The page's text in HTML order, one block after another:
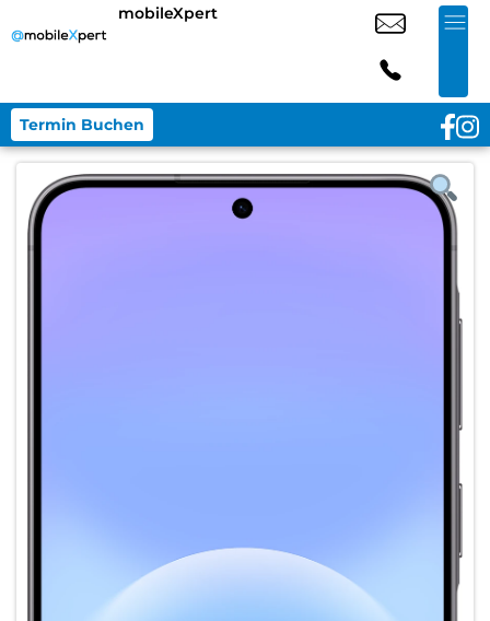
mobileXpert
Termin Buchen